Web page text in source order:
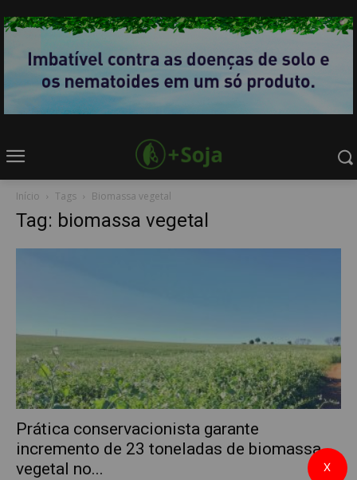
Início Tags Biomassa vegetal
Tag: biomassa vegetal
Prática conservacionista garante
incremento de 23 toneladas de biomassa
vegetal no...
X